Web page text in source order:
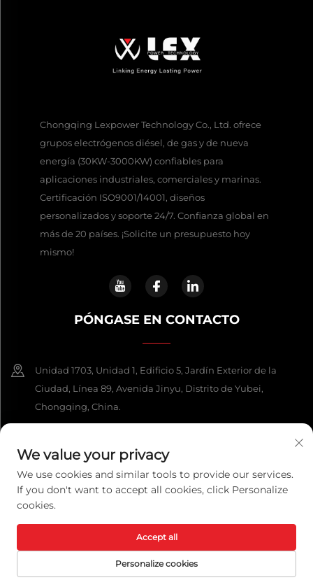
Chongqing Lexpower Technology Co., Ltd. ofrece
grupos electrógenos diésel, de gas y de nueva
energía (30KW-3000KW) confiables para
aplicaciones industriales, comerciales y marinas.
Certificación ISO9001/14001, diseños
personalizados y soporte 24/7. Confianza global en
más de 20 países. ¡Solicite un presupuesto hoy
mismo!
PÓNGASE EN CONTACTO
Unidad 1703, Unidad 1, Edificio 5, Jardín Exterior de la
Ciudad, Línea 89, Avenida Jinyu, Distrito de Yubei,
Chongqing, China.
[email protected]
Todos los derechos reservados.
PÁGINA
CORREO
We value your privacy
We use cookies and similar tools to provide our services.
If you don't want to accept all cookies, click Personalize
cookies.
Personalize cookies
Accept all